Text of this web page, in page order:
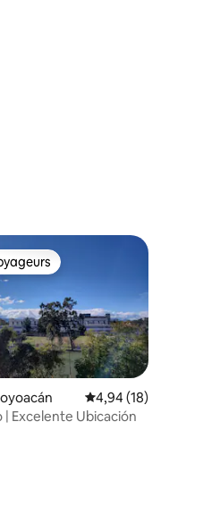
Évaluation moyenne
4,94 (18)
Excelente Ubicación